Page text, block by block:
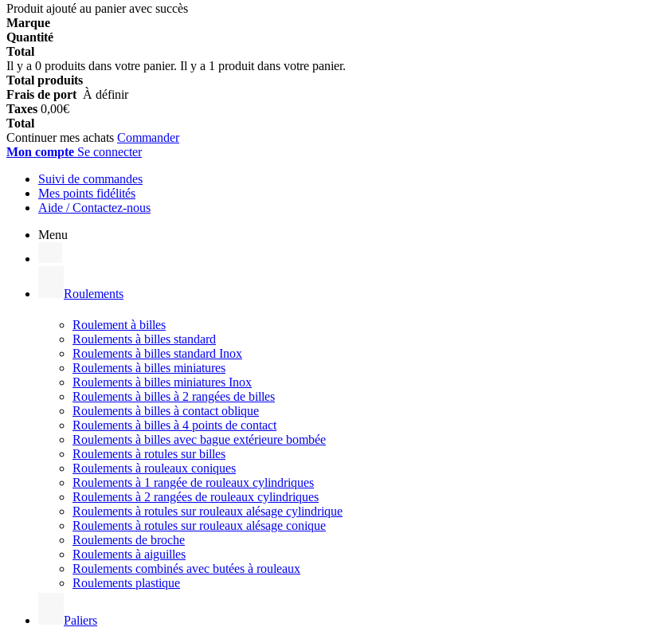
Produit ajouté au panier avec succès
Marque
Quantité
Total
Il y a 0 produits dans votre panier. Il y a 1 produit dans votre panier.
Total produits
Frais de port À définir
Taxes 0,00€
Total
Continuer mes achats Commander
Mon compte Se connecter
Suivi de commandes
Mes points fidélités
Aide / Contactez-nous
Menu
Roulements
Roulement à billes
Roulements à billes standard
Roulements à billes standard Inox
Roulements à billes miniatures
Roulements à billes miniatures Inox
Roulements à billes à 2 rangées de billes
Roulements à billes à contact oblique
Roulements à billes à 4 points de contact
Roulements à billes avec bague extérieure bombée
Roulements à rotules sur billes
Roulements à rouleaux coniques
Roulements à 1 rangée de rouleaux cylindriques
Roulements à 2 rangées de rouleaux cylindriques
Roulements à rotules sur rouleaux alésage cylindrique
Roulements à rotules sur rouleaux alésage conique
Roulements de broche
Roulements à aiguilles
Roulements combinés avec butées à rouleaux
Roulements plastique
Paliers